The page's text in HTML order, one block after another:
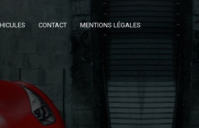
CONTACT MENTIONS LÉGALES